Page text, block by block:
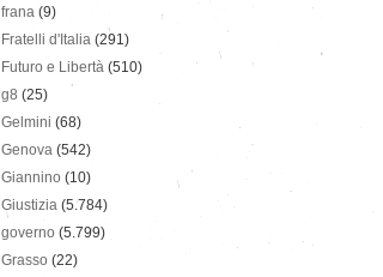
frana (9)
Fratelli d'Italia (291)
Futuro e Libertà (510)
g8 (25)
Gelmini (68)
Genova (542)
Giannino (10)
Giustizia (5.784)
governo (5.799)
Grasso (22)